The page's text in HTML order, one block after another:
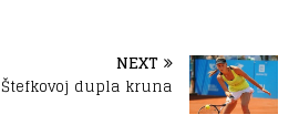
NEXT
Štefkovoj dupla kruna